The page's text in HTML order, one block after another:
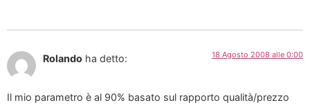
Rolando ha detto: 18 Agosto 2008 alle 0:00
Il mio parametro è al 90% basato sul rapporto qualità/prezzo